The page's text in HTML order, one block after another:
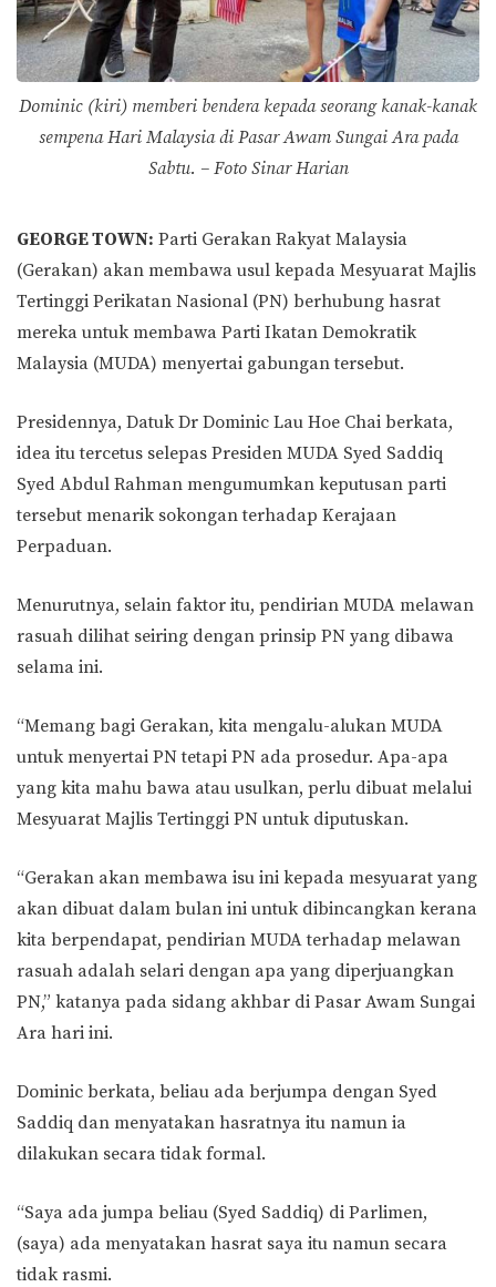
Dominic (kiri) memberi bendera kepada seorang kanak-kanak
sempena Hari Malaysia di Pasar Awam Sungai Ara pada
Sabtu. – Foto Sinar Harian
GEORGE TOWN: Parti Gerakan Rakyat Malaysia
(Gerakan) akan membawa usul kepada Mesyuarat Majlis
Tertinggi Perikatan Nasional (PN) berhubung hasrat
mereka untuk membawa Parti Ikatan Demokratik
Malaysia (MUDA) menyertai gabungan tersebut.
Presidennya, Datuk Dr Dominic Lau Hoe Chai berkata,
idea itu tercetus selepas Presiden MUDA Syed Saddiq
Syed Abdul Rahman mengumumkan keputusan parti
tersebut menarik sokongan terhadap Kerajaan
Perpaduan.
Menurutnya, selain faktor itu, pendirian MUDA melawan
rasuah dilihat seiring dengan prinsip PN yang dibawa
selama ini.
“Memang bagi Gerakan, kita mengalu-alukan MUDA
untuk menyertai PN tetapi PN ada prosedur. Apa-apa
yang kita mahu bawa atau usulkan, perlu dibuat melalui
Mesyuarat Majlis Tertinggi PN untuk diputuskan.
“Gerakan akan membawa isu ini kepada mesyuarat yang
akan dibuat dalam bulan ini untuk dibincangkan kerana
kita berpendapat, pendirian MUDA terhadap melawan
rasuah adalah selari dengan apa yang diperjuangkan
PN,” katanya pada sidang akhbar di Pasar Awam Sungai
Ara hari ini.
Dominic berkata, beliau ada berjumpa dengan Syed
Saddiq dan menyatakan hasratnya itu namun ia
dilakukan secara tidak formal.
“Saya ada jumpa beliau (Syed Saddiq) di Parlimen,
(saya) ada menyatakan hasrat saya itu namun secara
tidak rasmi.